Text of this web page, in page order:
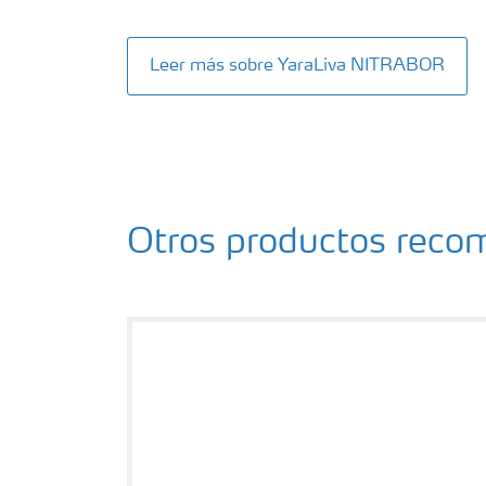
Leer más sobre YaraLiva NITRABOR
Otros productos